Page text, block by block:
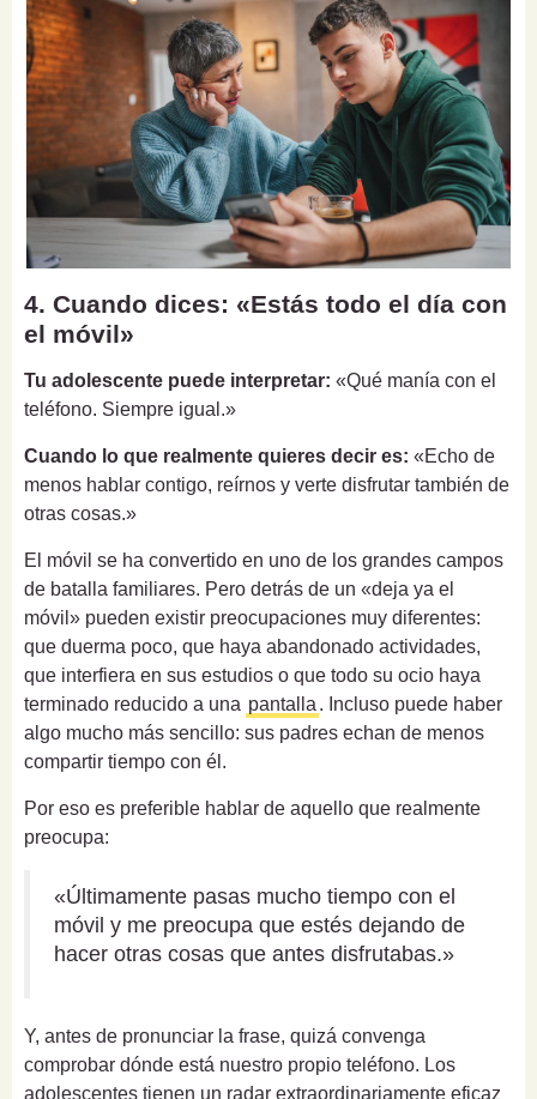
4. Cuando dices: «Estás todo el día con
el móvil»
Tu adolescente puede interpretar: «Qué manía con el
teléfono. Siempre igual.»
Cuando lo que realmente quieres decir es: «Echo de
menos hablar contigo, reírnos y verte disfrutar también de
otras cosas.»
El móvil se ha convertido en uno de los grandes campos
de batalla familiares. Pero detrás de un «deja ya el
móvil» pueden existir preocupaciones muy diferentes:
que duerma poco, que haya abandonado actividades,
que interfiera en sus estudios o que todo su ocio haya
terminado reducido a una pantalla . Incluso puede haber
algo mucho más sencillo: sus padres echan de menos
compartir tiempo con él.
Por eso es preferible hablar de aquello que realmente
preocupa:
«Últimamente pasas mucho tiempo con el
móvil y me preocupa que estés dejando de
hacer otras cosas que antes disfrutabas.»
Y, antes de pronunciar la frase, quizá convenga
comprobar dónde está nuestro propio teléfono. Los
adolescentes tienen un radar extraordinariamente eficaz